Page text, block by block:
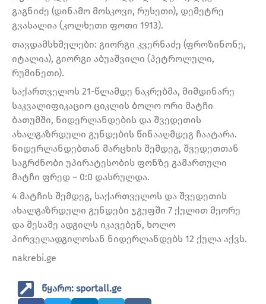
გაგნიძე (დინამო მოსკოვი, რუსეთი), დემეტრე
გვასალია (კოლხეთი ფოთი 1913).
თავდამსხმელები: გიორგი კვერნაძე (ფროზინონე,
იტალია), გიორგი აბუაშვილი (პეტროლული,
რუმინეთი).
საქართველოს 21-წლამდე ნაკრებმა, მიმდინარე
საკვალიფიკაციო ციკლის ბოლო ორი მატჩი
ბათუმში, ნიდერლანდების და შვედეთის
ახალგაზრდული გუნდების წინააღმდეგ ჩაატარა.
ნიდერლანდებთან მარცხის შემდეგ, შვედეთთან
საგრძნობი უპირატესობის ფონზე გამართული
მატჩი ფრედ – 0:0 დასრულდა.
4 მატჩის შემდეგ, საქართველოს და შვედეთის
ახალგაზრდული გუნდები ჯგუფში 7 ქულით მეორე
და მესამე ადგილს იკავებენ, ხოლო
პირველადგილოსან ნიდერლანდებს 12 ქულა აქვს.
nakrebi.ge
წყარო: sportall.ge